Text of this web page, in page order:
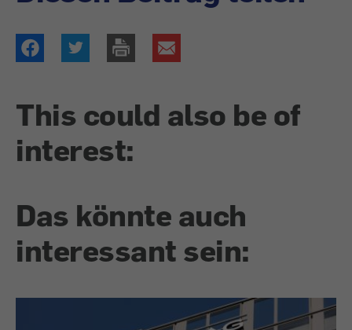
This could also be of
interest:
Das könnte auch
interessant sein: